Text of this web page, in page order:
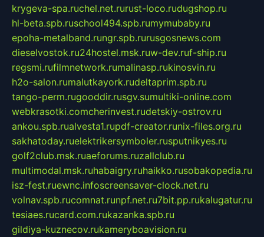
krygeva-spa.ruchel.net.rurust-loco.rudugshop.ru
hl-beta.spb.ruschool494.spb.rumymubaby.ru
epoha-metalband.rungr.spb.rurusgosnews.com
dieselvostok.ru24hostel.msk.ruw-dev.ruf-ship.ru
regsmi.rufilmnetwork.rumalinasp.rukinosvin.ru
h2o-salon.rumalutkayork.rudeltaprim.spb.ru
tango-perm.rugooddir.rusgv.sumultiki-online.com
webkrasotki.comcherinvest.rudetskiy-ostrov.ru
ankou.spb.rualvesta1.rupdf-creator.runix-files.org.ru
sakhatoday.ruelektrikersymboler.rusputnikyes.ru
golf2club.msk.ruaeforums.ruzallclub.ru
multimodal.msk.ruhabaigry.ruhaikko.rusobakopedia.ru
isz-fest.ruewnc.infoscreensaver-clock.net.ru
volnav.spb.rucomnat.runpf.net.ru7bit.pp.rukalugatur.ru
tesiaes.rucard.com.rukazanka.spb.ru
gildiya-kuznecov.rukameryboavision.ru